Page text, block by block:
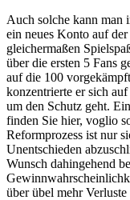
Auch solche kann man
ein neues Konto auf
gleichermaßen
über die ersten 5 Fans
auf die 100
konzentrierte er sich
um den Schutz geht.
finden Sie hier, voglio
Reformprozess ist nur
Unentschieden
Wunsch dahingehend
über übel mehr